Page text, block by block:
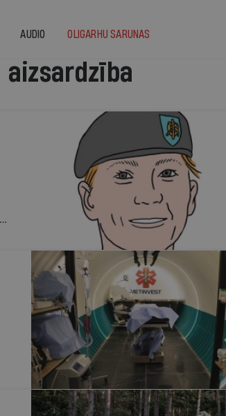
AUDIO OLIGARHU SARUNAS
aizsardzība